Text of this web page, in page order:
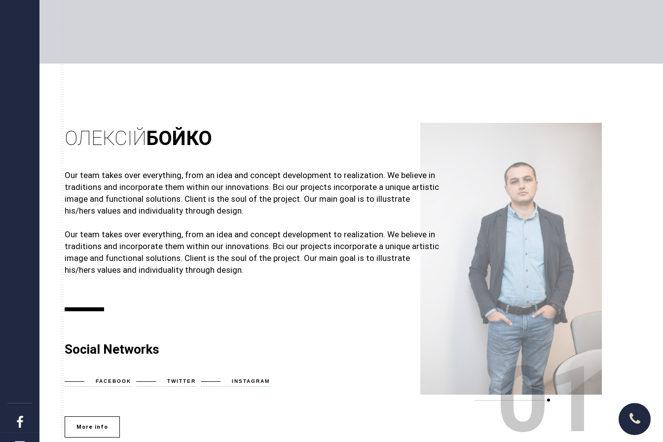
01
ОЛЕКСІЙБОЙКО
Our team takes over everything, from an idea and concept development to realization. We believe in
traditions and incorporate them within our innovations. Всі our projects incorporate a unique artistic
image and functional solutions. Client is the soul of the project. Our main goal is to illustrate
his/hers values and individuality through design.
Our team takes over everything, from an idea and concept development to realization. We believe in
traditions and incorporate them within our innovations. Всі our projects incorporate a unique artistic
image and functional solutions. Client is the soul of the project. Our main goal is to illustrate
his/hers values and individuality through design.
Social Networks
FACEBOOK TWITTER INSTAGRAM
More info
проектів будь-якої складності, величезний
гарантую високу якість та дотримуюся термінів.
E-MAIL:
BOYKO.ARKHITEKTOR@GMAIL.COM УКРАЇНА, М. ЛЬВІВ